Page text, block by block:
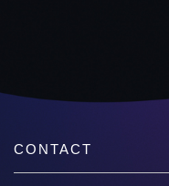
CONTACT